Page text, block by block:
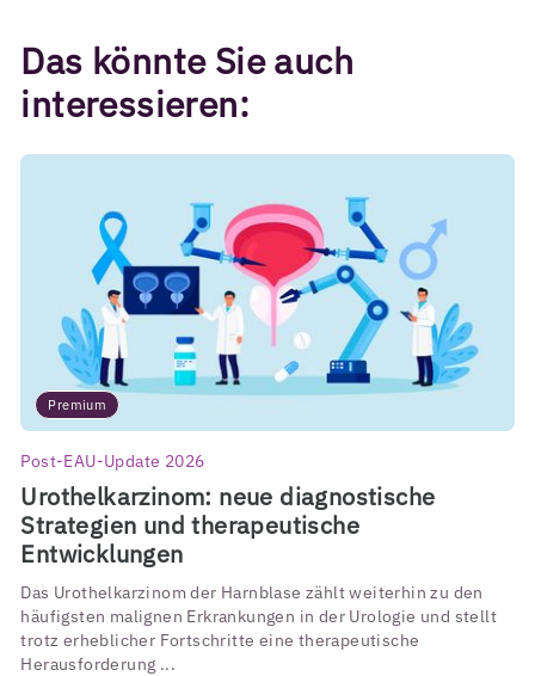
Das könnte Sie auch
interessieren:
Premium
Post-EAU-Update 2026
Urothelkarzinom: neue diagnostische
Strategien und therapeutische
Entwicklungen
Das Urothelkarzinom der Harnblase zählt weiterhin zu den
häufigsten malignen Erkrankungen in der Urologie und stellt
trotz erheblicher Fortschritte eine therapeutische
Herausforderung ...